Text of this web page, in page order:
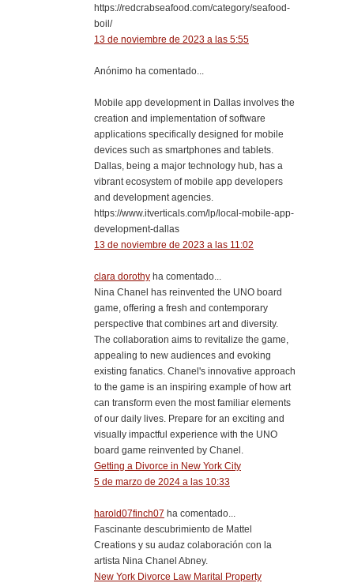
https://redcrabseafood.com/category/seafood-
boil/
13 de noviembre de 2023 a las 5:55
Anónimo ha comentado...
Mobile app development in Dallas involves the
creation and implementation of software
applications specifically designed for mobile
devices such as smartphones and tablets.
Dallas, being a major technology hub, has a
vibrant ecosystem of mobile app developers
and development agencies.
https://www.itverticals.com/lp/local-mobile-app-
development-dallas
13 de noviembre de 2023 a las 11:02
clara dorothy ha comentado...
Nina Chanel has reinvented the UNO board
game, offering a fresh and contemporary
perspective that combines art and diversity.
The collaboration aims to revitalize the game,
appealing to new audiences and evoking
existing fanatics. Chanel's innovative approach
to the game is an inspiring example of how art
can transform even the most familiar elements
of our daily lives. Prepare for an exciting and
visually impactful experience with the UNO
board game reinvented by Chanel.
Getting a Divorce in New York City
5 de marzo de 2024 a las 10:33
harold07finch07 ha comentado...
Fascinante descubrimiento de Mattel
Creations y su audaz colaboración con la
artista Nina Chanel Abney.
New York Divorce Law Marital Property